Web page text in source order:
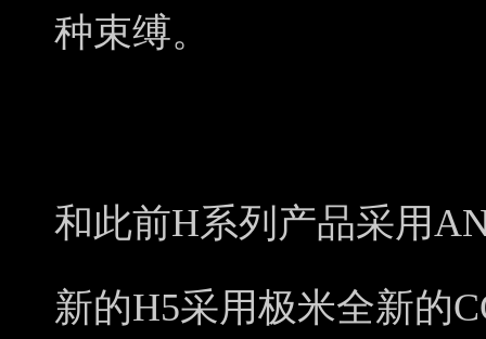
种束缚。
和此前H系列产品采用
新的H5采用极米全新的